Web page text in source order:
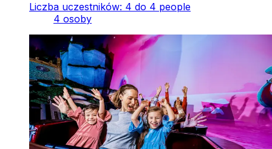
Liczba uczestników: 4 do 4 people
4 osoby